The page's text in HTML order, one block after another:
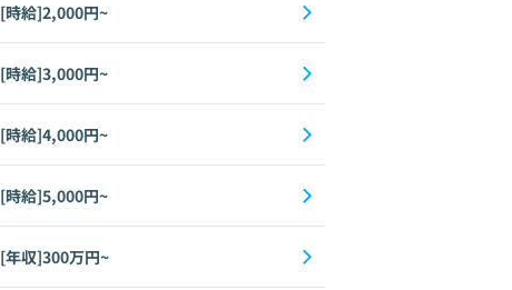
[時給]2,000円~
[時給]3,000円~
[時給]4,000円~
[時給]5,000円~
[年収]300万円~